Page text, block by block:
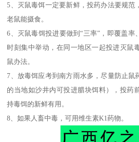
5、灭鼠毒饵一定要新鲜，投药办法要规范
老鼠能摄食。
6、灭鼠毒饵投进要做到“三率”，即覆盖率
时刻集中举动，在同一地区一起投进灭鼠
鼠办法。
7、放毒饵应考到南方雨水多，尽量防止鼠
的当地如沙井内可投进腊块饵料），投药
持毒饵的新鲜有用。
8、如果人畜中毒，可用维生素K1药物。